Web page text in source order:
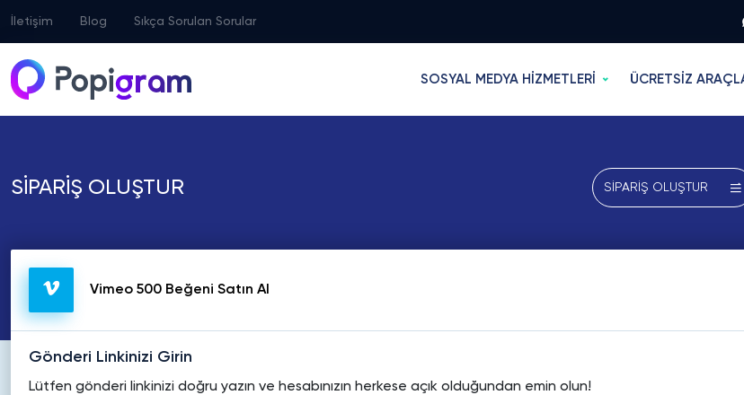
İletişim Blog Sıkça Sorulan Sorular
SOSYAL MEDYA HİZMETLERİ ÜCRETSİZ
SİPARİŞ OLUŞTUR SİPARİŞ OLUŞTUR
Vimeo 500 Beğeni Satın Al
Gönderi Linkinizi Girin
Lütfen gönderi linkinizi doğru yazın ve hesabınızın herkese açık olduğundan emin olun!